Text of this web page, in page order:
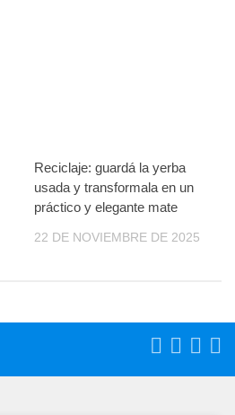
Reciclaje: guardá la yerba
usada y transformala en un
práctico y elegante mate
22 DE NOVIEMBRE DE 2025